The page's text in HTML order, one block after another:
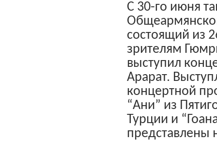
С 30-го июня
состоящий из
зрителям
выступил
Арарат.
концертной
“Ани” из
Турции и
представлены